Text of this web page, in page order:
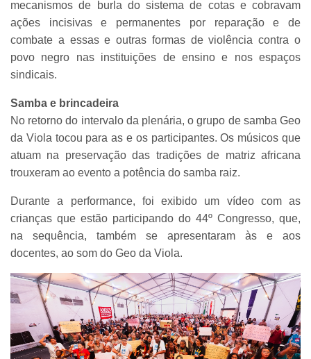
mecanismos de burla do sistema de cotas e cobravam
ações incisivas e permanentes por reparação e de
combate a essas e outras formas de violência contra o
povo negro nas instituições de ensino e nos espaços
sindicais.
Samba e brincadeira
No retorno do intervalo da plenária, o grupo de samba Geo
da Viola tocou para as e os participantes. Os músicos que
atuam na preservação das tradições de matriz africana
trouxeram ao evento a potência do samba raiz.
Durante a performance, foi exibido um vídeo com as
crianças que estão participando do 44º Congresso, que,
na sequência, também se apresentaram às e aos
docentes, ao som do Geo da Viola.